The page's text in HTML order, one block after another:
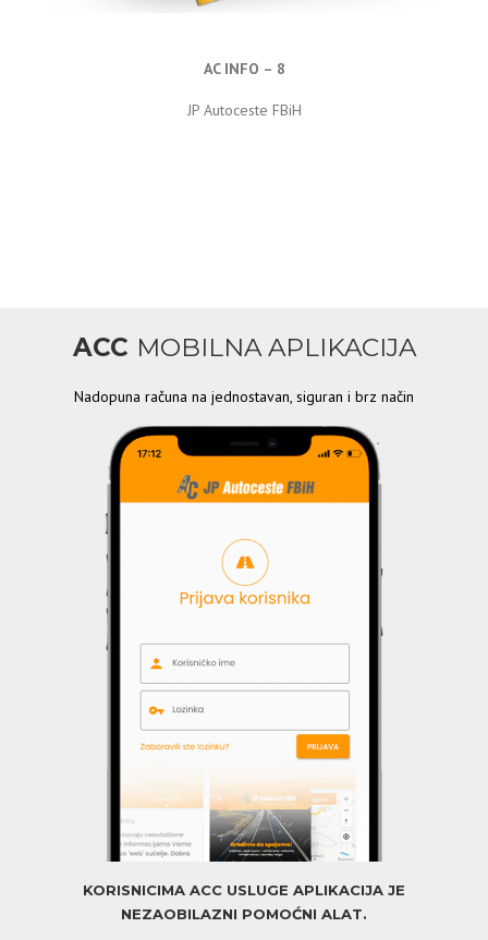
AC INFO – 8
JP Autoceste FBiH
ACC MOBILNA APLIKACIJA
Nadopuna računa na jednostavan, siguran i brz način
KORISNICIMA ACC USLUGE APLIKACIJA JE
NEZAOBILAZNI POMOĆNI ALAT.